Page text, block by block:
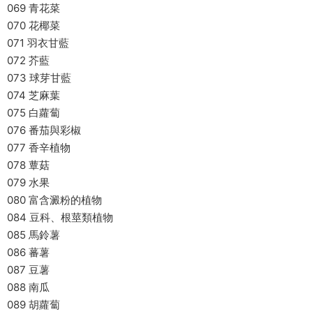
069 青花菜
070 花椰菜
071 羽衣甘藍
072 芥藍
073 球芽甘藍
074 芝麻葉
075 白蘿蔔
076 番茄與彩椒
077 香辛植物
078 蕈菇
079 水果
080 富含澱粉的植物
084 豆科、根莖類植物
085 馬鈴薯
086 蕃薯
087 豆薯
088 南瓜
089 胡蘿蔔